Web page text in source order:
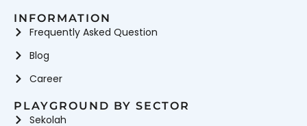
INFORMATION
Frequently Asked Question
Blog
Career
PLAYGROUND BY SECTOR
Sekolah